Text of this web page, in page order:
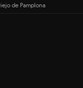
de Pamplona